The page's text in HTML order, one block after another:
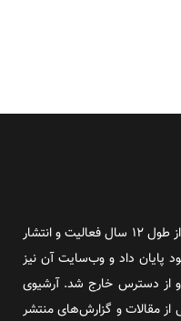
روز آنلاین روزنامه‌ای اینترنتی بود که پس از طول ۱۲ سال فعالیت و انتشار
به فعالیت خود پایان داد و وب‌سایت آن نیز
از دسترس خارج شد. آرشیوی
مقالات و گزارش‌های منتشر